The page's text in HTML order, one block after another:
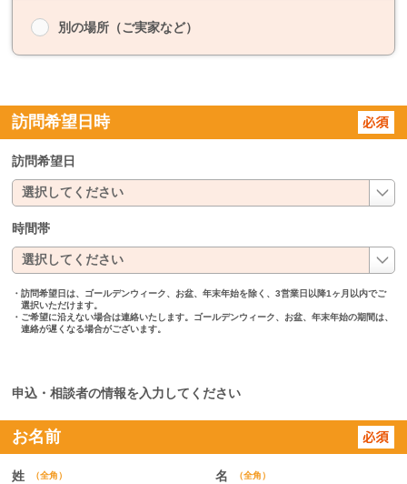
別の場所（ご実家など）
訪問希望日時
訪問希望日
時間帯
・訪問希望日は、ゴールデンウィーク、お盆、年末年始を除く、3営業日以降1ヶ月以内でご
選択いただけます。
・ご希望に沿えない場合は連絡いたします。ゴールデンウィーク、お盆、年末年始の期間は、
連絡が遅くなる場合がございます。
申込・相談者の情報を入力してください
お名前
姓 （全角） 名 （全角）